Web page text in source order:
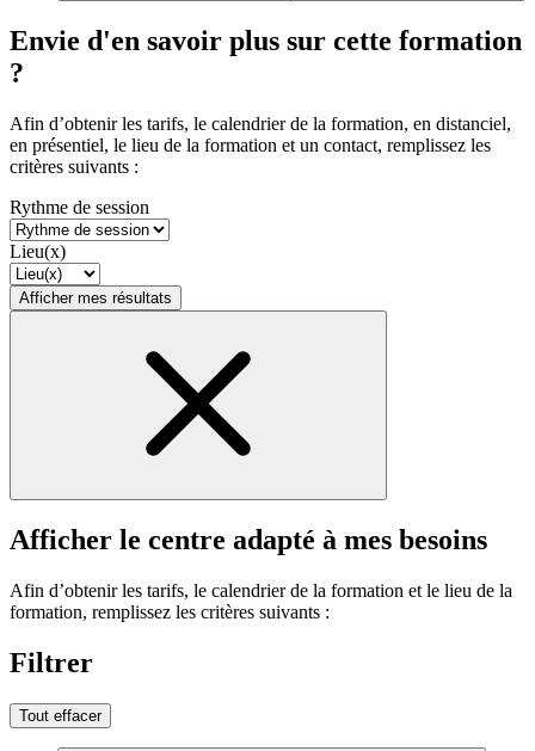
Envie d'en savoir plus sur cette formation
?
Afin d’obtenir les tarifs, le calendrier de la formation, en distanciel,
en présentiel, le lieu de la formation et un contact, remplissez les
critères suivants :
Rythme de session
Lieu(x)
Afficher mes résultats
Afficher le centre adapté à mes besoins
Afin d’obtenir les tarifs, le calendrier de la formation et le lieu de la
formation, remplissez les critères suivants :
Filtrer
Tout effacer